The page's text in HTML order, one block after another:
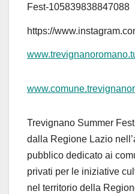
Fest-105839838847088
https://
Trevignano Summer
dalla Regione Lazio
pubblico dedicato ai
privati per le iniziative
nel territorio della